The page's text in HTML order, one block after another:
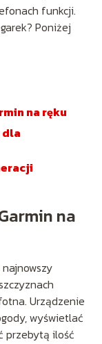
funkcji.
Poniżej
na ręku
dla
na
Urządzenie
wyświetlać
przebytą ilość